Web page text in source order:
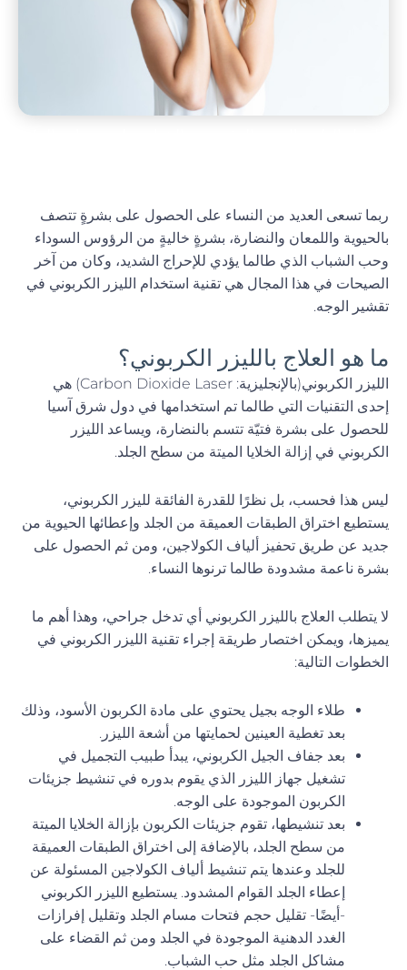
ربما تسعى العديد من النساء على الحصول على بشرةٍ تتصف
بالحيوية واللمعان والنضارة، بشرةٍ خاليةٍ من الرؤوس السوداء
وحب الشباب الذي طالما يؤدي للإحراج الشديد، وكان من آخر
الصيحات في هذا المجال هي تقنية استخدام الليزر الكربوني في
تقشير الوجه.
ما هو العلاج بالليزر الكربوني؟
الليزر الكربوني(بالإنجليزية: Carbon Dioxide Laser) هي
إحدى التقنيات التي طالما تم استخدامها في دول شرق آسيا
للحصول على بشرة فتيّة تتسم بالنضارة، ويساعد الليزر
الكربوني في إزالة الخلايا الميتة من سطح الجلد.
ليس هذا فحسب، بل نظرًا للقدرة الفائقة لليزر الكربوني،
يستطيع اختراق الطبقات العميقة من الجلد وإعطائها الحيوية من
جديد عن طريق تحفيز ألياف الكولاجين، ومن ثم الحصول على
بشرة ناعمة مشدودة طالما ترنوها النساء.
لا يتطلب العلاج بالليزر الكربوني أي تدخل جراحي، وهذا أهم ما
يميزها، ويمكن اختصار طريقة إجراء تقنية الليزر الكربوني في
الخطوات التالية:
طلاء الوجه بجيل يحتوي على مادة الكربون الأسود، وذلك
بعد تغطية العينين لحمايتها من أشعة الليزر.
بعد جفاف الجيل الكربوني، يبدأ طبيب التجميل في
تشغيل جهاز الليزر الذي يقوم بدوره في تنشيط جزيئات
الكربون الموجودة على الوجه.
بعد تنشيطها، تقوم جزيئات الكربون بإزالة الخلايا الميتة
من سطح الجلد، بالإضافة إلى اختراق الطبقات العميقة
للجلد وعندها يتم تنشيط ألياف الكولاجين المسئولة عن
إعطاء الجلد القوام المشدود. يستطيع الليزر الكربوني
-أيضًا- تقليل حجم فتحات مسام الجلد وتقليل إفرازات
الغدد الدهنية الموجودة في الجلد ومن ثم القضاء على
مشاكل الجلد مثل حب الشباب.